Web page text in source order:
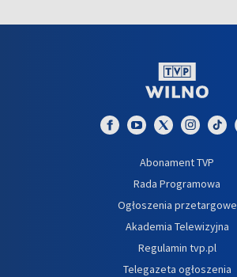
Abonament TVP
Rada Programowa
Ogłoszenia przetargowe
Akademia Telewizyjna
Regulamin tvp.pl
Telegazeta ogłoszenia